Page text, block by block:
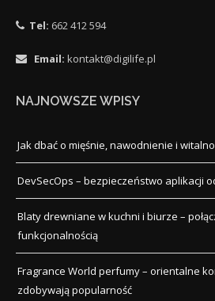
Tel: 662 412 594
Email: kontakt@digilife.pl
NAJNOWSZE WPISY
Jak dbać o mięśnie, nawodnienie i
DevSecOps – bezpieczeństwo aplikacji
Blaty drewniane w kuchni i biurze –
funkcjonalnością
Fragrance World perfumy – orientalne
zdobywają popularność